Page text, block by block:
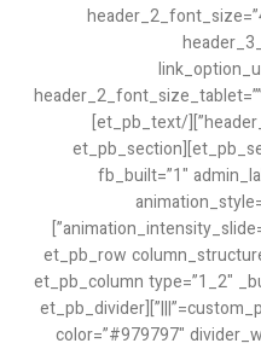
header_2_font_size_last_edited=”on|phone”][/et_pb_text]
[/et_pb_column][/et_pb_row][/et_pb_section][et_pb_section
fb_built=”1″
animation_intensity_slide=”5%” saved_tabs=”all” collapsed=”on”]
[et_pb_row
collapsed=”on”][et_pb_column
custom_padding=”|||” custom_padding__hover=”|||”][et_pb_divider
color=”#979797″